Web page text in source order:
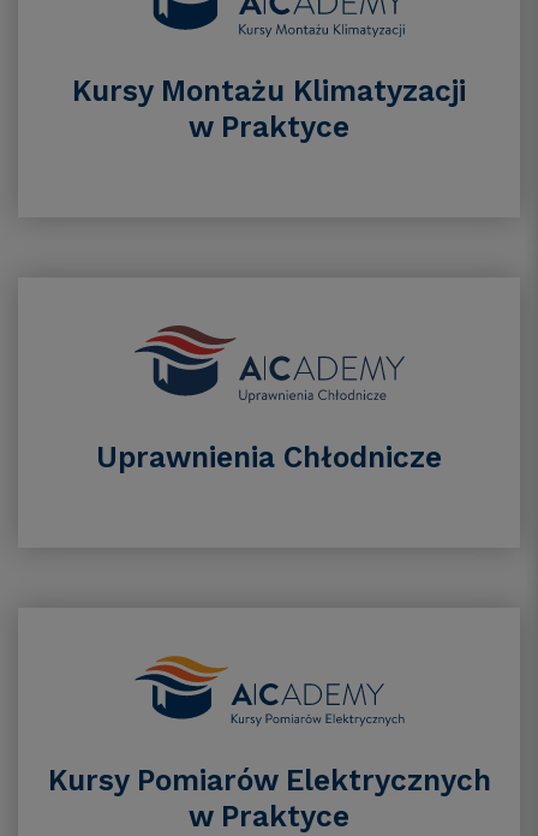
Kursy Montażu Klimatyzacji
w Praktyce
Uprawnienia Chłodnicze
Kursy Pomiarów Elektrycznych
w Praktyce